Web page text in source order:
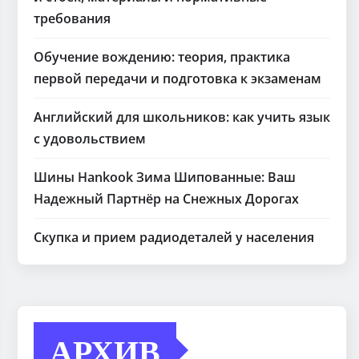
требования
Обучение вождению: теория, практика
первой передачи и подготовка к экзаменам
Английский для школьников: как учить язык
с удовольствием
Шины Hankook Зима Шипованные: Ваш
Надежный Партнёр на Снежных Дорогах
Скупка и прием радиодеталей у населения
АРХИВ